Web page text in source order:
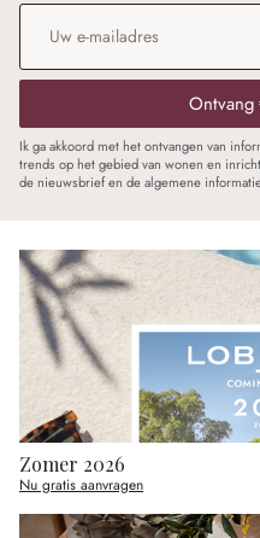
E-mailadres
Ik ga akkoord met het ontvangen van
trends op het gebied van wonen en
de nieuwsbrief en de algemene
Zomer 2026
Nu gratis aanvragen